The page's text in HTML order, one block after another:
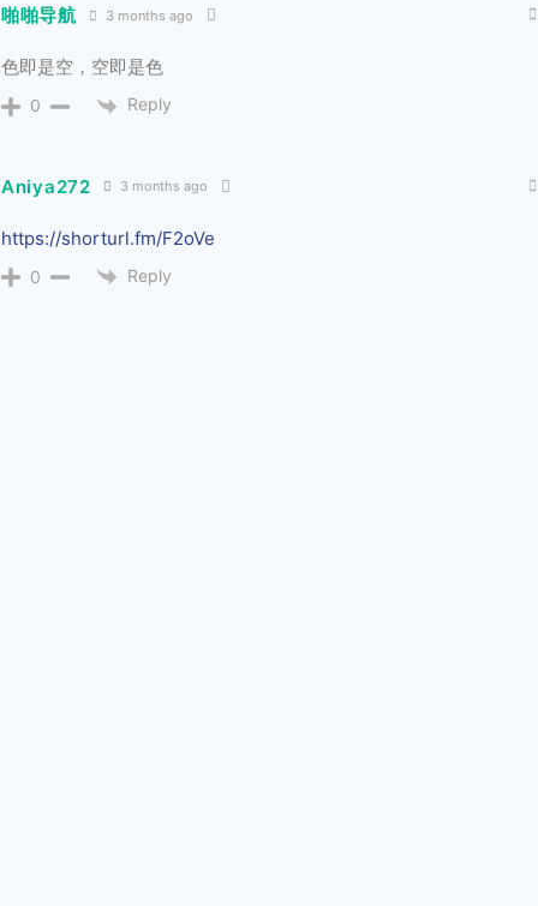
啪啪导航 3 months ago
色即是空，空即是色
0 Reply
Aniya272 3 months ago
https://shorturl.fm/F2oVe
0 Reply